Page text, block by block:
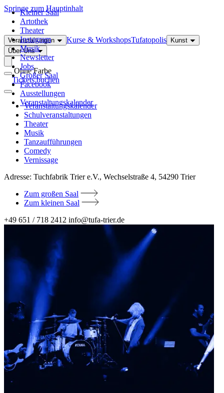
Springe zum Hauptinhalt
Veranstaltungen Kurse & WorkshopsTufatopolis
Kunst
Über Uns
Ohne Farbe
Tickets buchen
Veranstaltungskalender
Schulveranstaltungen
Theater
Musik
Tanzaufführungen
Comedy
Vernissage
Adresse: Tuchfabrik Trier e.V., Wechselstraße 4, 54290 Trier
Zum großen Saal
Zum kleinen Saal
+49 651 / 718 2412 info@tufa-trier.de
Kleiner Saal
Artothek
Theater
Instagram
Musik
Newsletter
Jobs
Großer Saal
Facebook
Ausstellungen
Veranstaltungskalender